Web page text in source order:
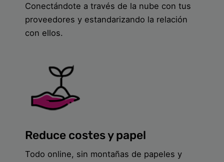
Conectándote a través de la nube con tus
proveedores y estandarizando la relación
con ellos.
Reduce costes y papel
Todo online, sin montañas de papeles y